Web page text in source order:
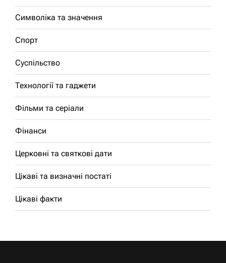
Символіка та значення
Спорт
Суспільство
Технології та гаджети
Фільми та серіали
Фінанси
Церковні та святкові дати
Цікаві та визначні постаті
Цікаві факти